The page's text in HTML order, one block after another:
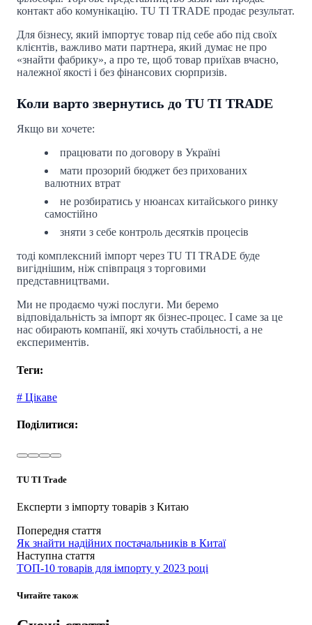
контакт або комунікацію. TU TI TRADE продає результат.
Для бізнесу, який імпортує товар під себе або під своїх
клієнтів, важливо мати партнера, який думає не про
«знайти фабрику», а про те, щоб товар приїхав вчасно,
належної якості і без фінансових сюрпризів.
Коли варто звернутись до TU TI TRADE
Якщо ви хочете:
працювати по договору в Україні
мати прозорий бюджет без прихованих
валютних втрат
не розбиратись у нюансах китайського ринку
самостійно
зняти з себе контроль десятків процесів
тоді комплексний імпорт через TU TI TRADE буде
вигіднішим, ніж співпраця з торговими
представництвами.
Ми не продаємо чужі послуги. Ми беремо
відповідальність за імпорт як бізнес-процес. І саме за це
нас обирають компанії, які хочуть стабільності, а не
експериментів.
Теги:
# Цікаве
Поділитися:
TU TI Trade
Експерти з імпорту товарів з Китаю
Попередня стаття
Як знайти надійних постачальників в Китаї
Наступна стаття
ТОП-10 товарів для імпорту у 2023 році
Читайте також